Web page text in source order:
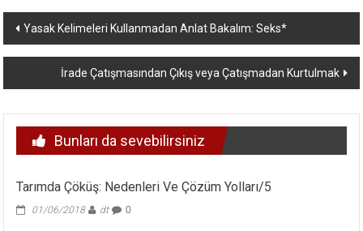
Yazı
dolaşımı
Yasak Kelimeleri Kullanmadan Anlat Bakalım: Seks*
İrade Çatışmasından Çıkış veya Çatışmadan Kurtulmak
Bunları da sevebilirsiniz
Tarımda Çöküş: Nedenleri Ve Çözüm Yolları/5
01/06/2018 dt 0